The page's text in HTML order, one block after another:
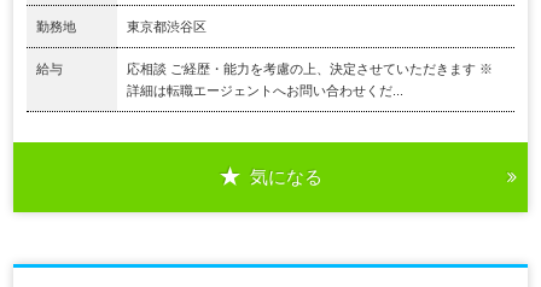
勤務地 東京都渋谷区
給与
応相談 ご経歴・能力を考慮の上、決定させていただきます ※
詳細は転職エージェントへお問い合わせくだ...
気になる